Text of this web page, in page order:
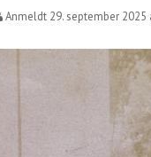
Anmeldt 29. september 2025